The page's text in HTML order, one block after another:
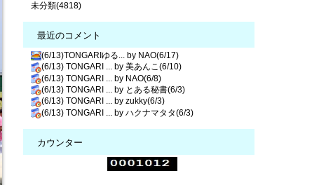
未分類(4818)
最近のコメント
(6/13)TONGARIゆる... by NAO(6/17)
(6/13) TONGARI ... by 美あんこ(6/10)
(6/13) TONGARI ... by NAO(6/8)
(6/13) TONGARI ... by とある秘書(6/3)
(6/13) TONGARI ... by zukky(6/3)
(6/13) TONGARI ... by ハクナマタタ(6/3)
カウンター